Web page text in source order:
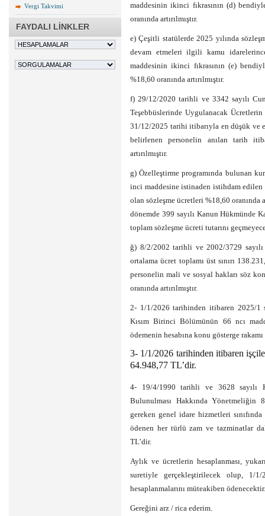
Vergi Takvimi
FAYDALI LİNKLER
maddesinin ikinci fıkrasının (d)
oranında artırılmıştır.
e) Çeşitli statülerde 2025 yılında
devam etmeleri ilgili kamu
maddesinin ikinci fıkrasının (e)
%18,60 oranında artırılmıştır.
f) 29/12/2020 tarihli ve 3342 sayılı
Teşebbüslerinde Uygulanacak
31/12/2025 tarihi itibarıyla en düşük ve
belirlenen personelin anılan tarih
artırılmıştır.
g) Özelleştirme programında bulunan
inci maddesine istinaden istihdam
olan sözleşme ücretleri %18,60 oranında
dönemde 399 sayılı Kanun Hükmünde
toplam sözleşme ücreti tutarını
ğ) 8/2/2002 tarihli ve 2002/3729
ortalama ücret toplamı üst sınırı
personelin mali ve sosyal hakları söz
oranında artırılmıştır.
2- 1/1/2026 tarihinden itibaren 2025/1
Kısım Birinci Bölümünün 66 ncı
ödemenin hesabına konu gösterge
3- 1/1/2026 tarihinden itibaren
64.948,77 TL’dir.
4- 19/4/1990 tarihli ve 3628 sayılı
Bulunulması Hakkında Yönetmeliğin
gereken genel idare hizmetleri
ödenen her türlü zam ve tazminatlar
TL’dir.
Aylık ve ücretlerin hesaplanması,
suretiyle gerçekleştirilecek olup, 1/
hesaplanmalarını müteakiben ödenecektir.
Gereğini arz / rica ederim.